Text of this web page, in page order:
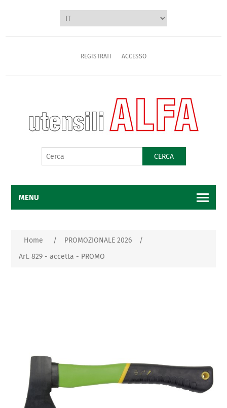
REGISTRATI ACCESSO
CERCA
MENU
Home / PROMOZIONALE 2026
/
Art. 829 - accetta - PROMO